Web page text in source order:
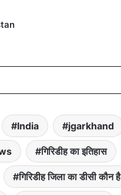
India jgarkhand
गिरिडीह का इतिहास
गिरिडीह जिला का डीसी कौन है